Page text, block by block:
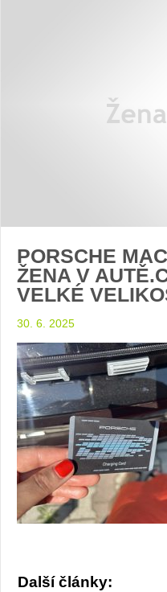
PORSCHE
ŽENA V
VELKÉ
30. 6. 2025
Další články: